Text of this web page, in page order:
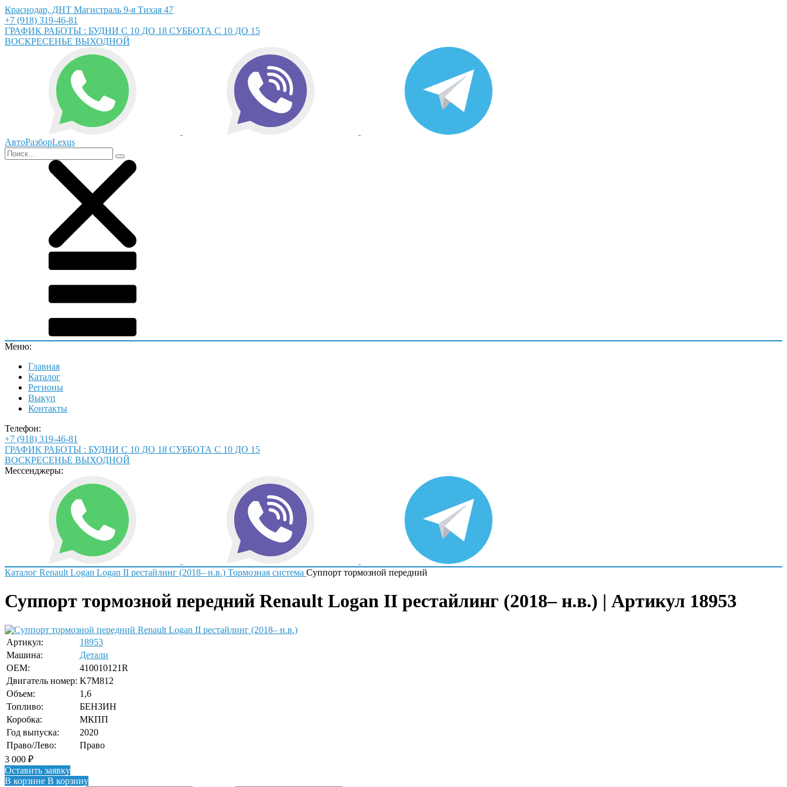
Краснодар, ДНТ Магистраль 9-я Тихая 47
+7 (918) 319-46-81
ГРАФИК РАБОТЫ : БУДНИ С 10 ДО 18 СУББОТА С 10 ДО 15
ВОСКРЕСЕНЬЕ ВЫХОДНОЙ
АвтоРазборLexus
Меню:
Главная
Каталог
Регионы
Выкуп
Контакты
Телефон:
+7 (918) 319-46-81
ГРАФИК РАБОТЫ : БУДНИ С 10 ДО 18 СУББОТА С 10 ДО 15
ВОСКРЕСЕНЬЕ ВЫХОДНОЙ
Мессенджеры:
Каталог Renault Logan Logan II рестайлинг (2018– н.в.) Тормозная система Суппорт тормозной передний
Суппорт тормозной передний Renault Logan II рестайлинг (2018– н.в.) | Артикул 18953
Артикул:
18953
Машина:
Детали
OEM:
410010121R
Двигатель номер: K7M812
Объем:
1,6
Топливо:
БЕНЗИН
Коробка:
МКПП
Год выпуска:
2020
Право/Лево:
Право
3 000 ₽
Оставить заявку
В корзине В корзину